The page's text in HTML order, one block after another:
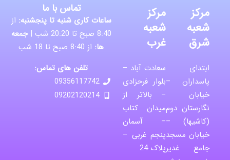
مرکز
شعبه
شرق
ابتدای
پاسداران –
خیابان
نگارستان دوم
(کاشیها) –
خیابان مسجد
جامع غدیر
مرکز
شعبه
غرب
سعادت آباد –
بلوار فرحزادی
– بالاتر از
میدان کتاب
– آسمان
پنجم غربی –
پلاک 24
تماس با ما
ساعات کاری شنبه تا پنجشنبه: از
8:40 صبح تا 20:20 شب |
جمعه
ها: از 8:40 صبح تا 18 شب
تلفن های تماس:
09356117742
09202120214